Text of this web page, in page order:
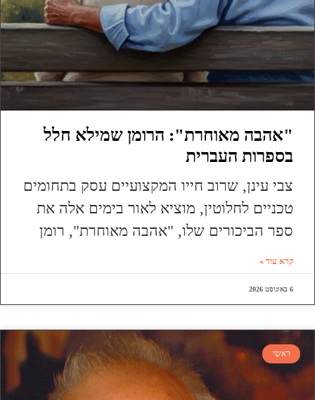
"אהבה מאוחרת": הרומן שמילא חלל
בספרות העברית
צבי עינן, שרוב חייו המקצועיים עסק בתחומים
טכניים לחלוטין, מוציא לאור בימים אלה את
ספר הביכורים שלו, "אהבה מאוחרת", רומן
קרא עוד »
6 באוגוסט 2026
ראשי